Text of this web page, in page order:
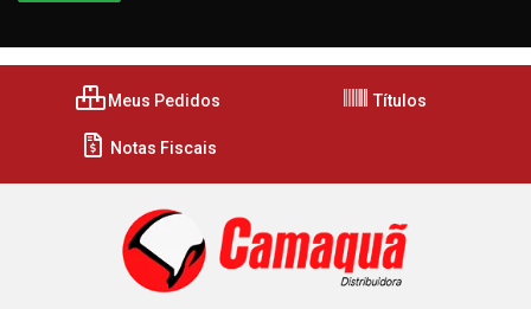
Meus Pedidos Títulos
Notas Fiscais